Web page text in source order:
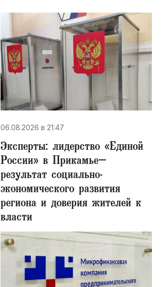
06.08.2026 в 21:47
Эксперты: лидерство «Единой
России» в Прикамье–
результат социально-
экономического развития
региона и доверия жителей к
власти